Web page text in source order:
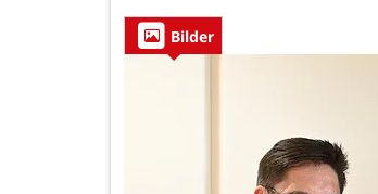
Bilder